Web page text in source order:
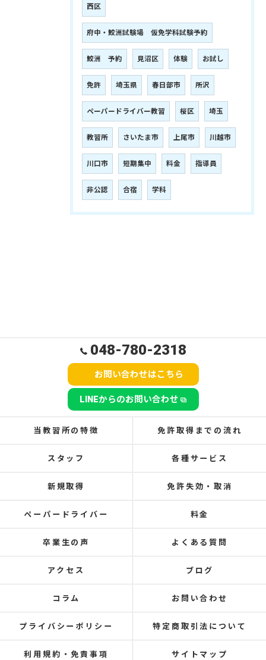
西区
府中・鮫洲試験場 仮免学科試験予約
鮫洲 予約 見沼区 体験 お試し
免許 埼玉県 春日部市 所沢
ペーパードライバー教習 桜区 埼玉
教習所 さいたま市 上尾市 川越市
川口市 短期集中 料金 指導員
非公認 合宿 学科
048-780-2318
お問い合わせはこちら
LINEからのお問い合わせ
当教習所の特徴 免許取得までの流れ
スタッフ 各種サービス
新規取得 免許失効・取消
ペーパードライバー 料金
卒業生の声 よくある質問
アクセス ブログ
コラム お問い合わせ
プライバシーポリシー 特定商取引法について
利用規約・免責事項 サイトマップ